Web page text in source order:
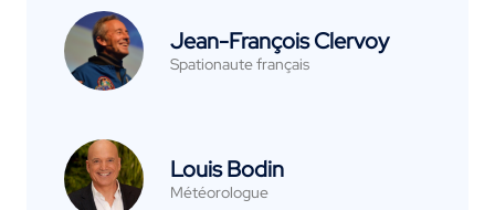
Jean-François Clervoy
Spationaute français
Louis Bodin
Météorologue